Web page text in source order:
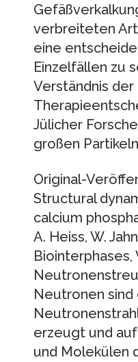
verbreiteten
eine
Einzelfällen zu
Verständnis
Jülicher
großen
Original-
Structural
calcium
A. Heiss, W.
Biointerphases,
Neutronen
erzeugt und
und Molekülen